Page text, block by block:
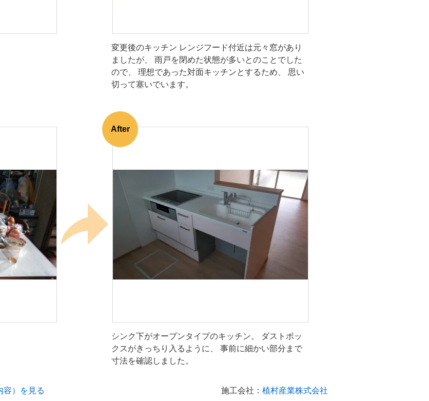
変更後のキッチン レンジフード付近は元々窓があり
ましたが、 雨戸を閉めた状態が多いとのことでした
ので、 理想であった対面キッチンとするため、 思い
切って塞いでいます。
After
シンク下がオープンタイプのキッチン。 ダストボッ
クスがきっちり入るように、 事前に細かい部分まで
寸法を確認しました。
容）を見る 施工会社： 植村産業株式会社